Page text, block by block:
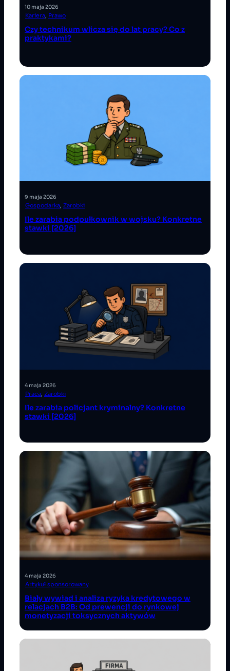
10 maja 2026
Kariera, Prawo
Czy technikum wlicza się do lat pracy? Co z
praktykami?
9 maja 2026
Gospodarka, Zarobki
Ile zarabia podpułkownik w wojsku? Konkretne
stawki [2026]
4 maja 2026
Praca, Zarobki
Ile zarabia policjant kryminalny? Konkretne
stawki [2026]
4 maja 2026
Artykuł sponsorowany
Biały wywiad i analiza ryzyka kredytowego w
relacjach B2B: Od prewencji do rynkowej
monetyzacji toksycznych aktywów